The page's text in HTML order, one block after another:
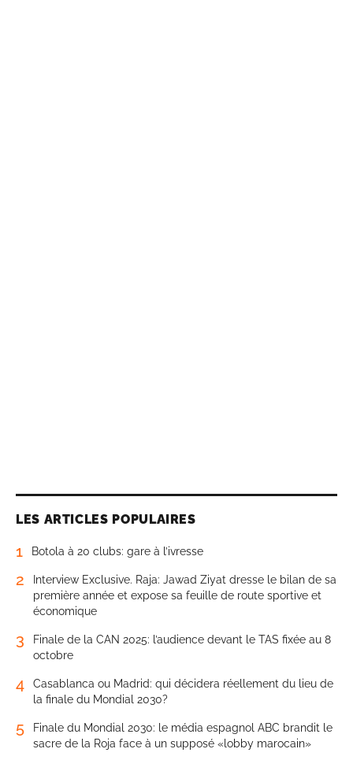
LES ARTICLES POPULAIRES
1 Botola à 20 clubs: gare à l’ivresse
2
Interview Exclusive. Raja: Jawad Ziyat dresse le bilan de sa
première année et expose sa feuille de route sportive et
économique
3
Finale de la CAN 2025: l’audience devant le TAS fixée au 8
octobre
4
Casablanca ou Madrid: qui décidera réellement du lieu de
la finale du Mondial 2030?
5
Finale du Mondial 2030: le média espagnol ABC brandit le
sacre de la Roja face à un supposé «lobby marocain»